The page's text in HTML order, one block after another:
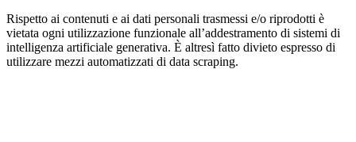
Rispetto ai contenuti e ai dati personali trasmessi e/o riprodotti è
vietata ogni utilizzazione funzionale all’addestramento di sistemi di
intelligenza artificiale generativa. È altresì fatto divieto espresso di
utilizzare mezzi automatizzati di data scraping.